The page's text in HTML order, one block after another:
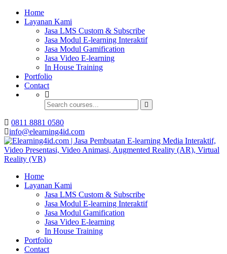
Home
Layanan Kami
Jasa LMS Custom & Subscribe
Jasa Modul E-learning Interaktif
Jasa Modul Gamification
Jasa Video E-learning
In House Training
Portfolio
Contact
0811 8881 0580
info@elearning4id.com
Home
Layanan Kami
Jasa LMS Custom & Subscribe
Jasa Modul E-learning Interaktif
Jasa Modul Gamification
Jasa Video E-learning
In House Training
Portfolio
Contact
Buat Modul E-learning & LMS Anda Semakin
Menarik dengan Gamification
Hubungi Tim Elearning4id